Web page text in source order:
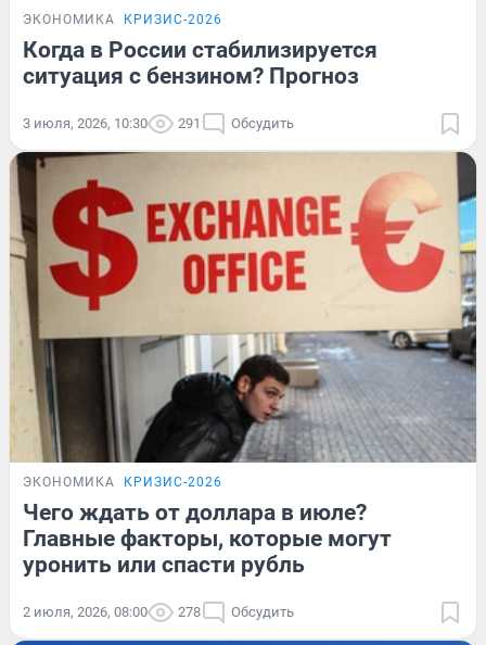
ЭКОНОМИКА КРИЗИС-2026
Когда в России стабилизируется
ситуация с бензином? Прогноз
3 июля, 2026, 10:30 291 Обсудить
ЭКОНОМИКА КРИЗИС-2026
Чего ждать от доллара в июле?
Главные факторы, которые могут
уронить или спасти рубль
2 июля, 2026, 08:00 278 Обсудить